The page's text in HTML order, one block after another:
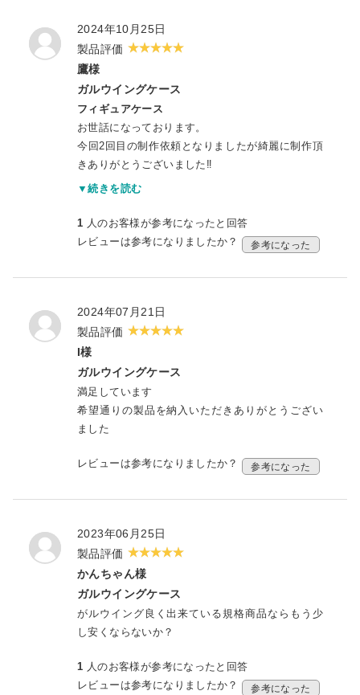
2024年10月25日
製品評価
鷹様
ガルウイングケース
フィギュアケース
お世話になっております。
今回2回目の制作依頼となりましたが綺麗に制作頂
きありがとうございました‼️
大満足です。
今回と同様のものをもう一つお願いしようと思っ
てます。
▼続きを読む
1 人のお客様が参考になったと回答
レビューは参考になりましたか？
参考になった
2024年07月21日
製品評価
I様
ガルウイングケース
満足しています
希望通りの製品を納入いただきありがとうござい
ました
レビューは参考になりましたか？ 参考になった
2023年06月25日
製品評価
かんちゃん様
ガルウイングケース
がルウイング良く出来ている規格商品ならもう少
し安くならないか？
1 人のお客様が参考になったと回答
レビューは参考になりましたか？
参考になった